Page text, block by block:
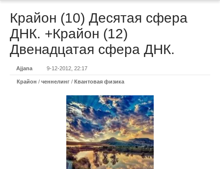
Крайон (10) Десятая сфера
ДНК. +Крайон (12)
Двенадцатая сфера ДНК.
Ajjana 9-12-2012, 22:17
Крайон / ченнелинг / Квантовая физика